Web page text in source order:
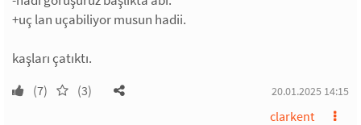
+uç lan uçabiliyor musun hadii.
kaşları çatıktı.
(7) (3) 20.01.2025 14:15
clarkent